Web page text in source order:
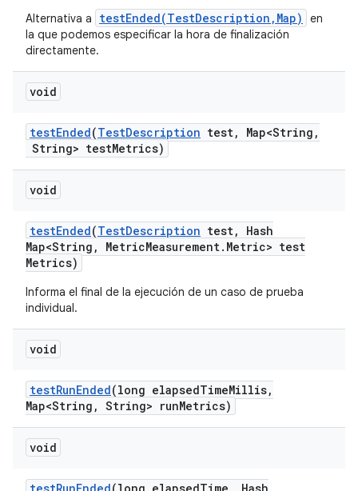
Alternativa a testEnded(TestDescription,Map)
en
la que podemos especificar la hora de finalización
directamente.
void
testEnded(TestDescription test, Map<String ,
String> testMetrics)
void
testEnded(TestDescription test,
Hash
Map<String , MetricMeasurement. Metric> test
Metrics)
Informa el final de la ejecución de un caso de prueba
individual.
void
testRunEnded(long elapsedTimeMillis,
Map<String , String> runMetrics)
void